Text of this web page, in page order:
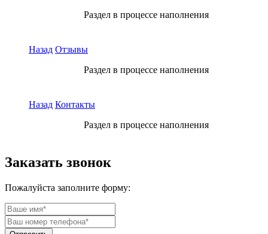
Раздел в процессе наполнения
Назад Отзывы
Раздел в процессе наполнения
Назад Контакты
Раздел в процессе наполнения
Заказать звонок
Пожалуйста заполните форму: